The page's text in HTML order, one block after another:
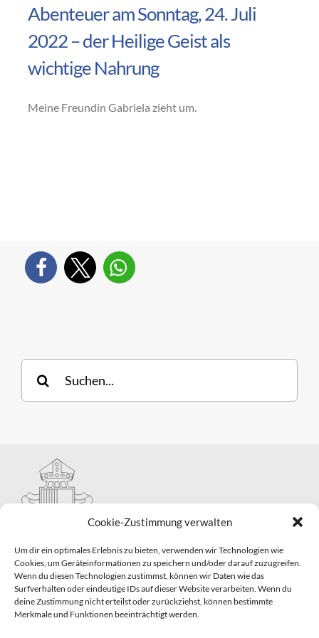
Cookie-Zustimmung verwalten
Um dir ein optimales Erlebnis zu bieten, verwenden wir Technologien wie
Cookies, um Geräteinformationen zu speichern und/oder darauf zuzugreifen.
Wenn du diesen Technologien zustimmst, können wir Daten wie das
Surfverhalten oder eindeutige IDs auf dieser Website verarbeiten. Wenn du
deine Zustimmung nicht erteilst oder zurückziehst, können bestimmte
Merkmale und Funktionen beeinträchtigt werden.
Abenteuer am Sonntag, 24. Juli
2022 – der Heilige Geist als
wichtige Nahrung
Meine Freundin Gabriela zieht um.
nach:
Hauptabteilung II – Seelsorge
Pastorale Grunddienste und Sakramentenpastoral
Telefon: 0821 3166-2593
gemeindepastoral@bistum-augsburg.de